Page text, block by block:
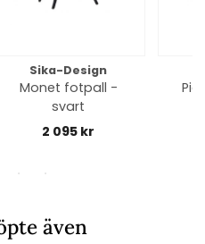
Sika-Design
Monet fotpall -
svart
2 095 kr
även